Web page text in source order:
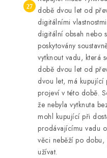
době dvou let od
digitálními
digitální obsah nebo
poskytovány
vytknout vadu, která
době dvou let od
dvou let, má kupující
projeví v této době.
že nebyla vytknuta
mohl kupující při
prodávajícímu vadu
věci neběží po
užívat.